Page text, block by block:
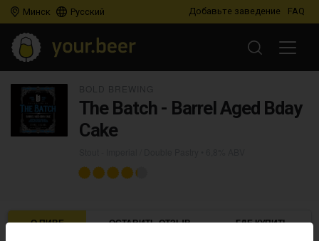
Минск Русский Добавьте заведение FAQ
The Batch - Barrel Aged Bday
Cake
О ПИВЕ ОСТАВИТЬ ОТЗЫВ ГДЕ КУПИТЬ